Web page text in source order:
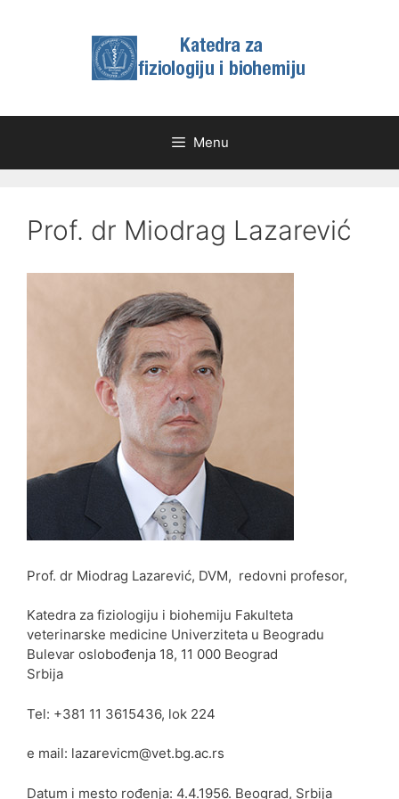
Menu
Prof. dr Miodrag Lazarević
Prof. dr Miodrag Lazarević, DVM, redovni profesor,
Katedra za fiziologiju i biohemiju Fakulteta
veterinarske medicine Univerziteta u Beogradu
Bulevar oslobođenja 18, 11 000 Beograd
Srbija
Tel: +381 11 3615436, lok 224
e mail: lazarevicm@vet.bg.ac.rs
Datum i mesto rođenja: 4.4.1956. Beograd, Srbija